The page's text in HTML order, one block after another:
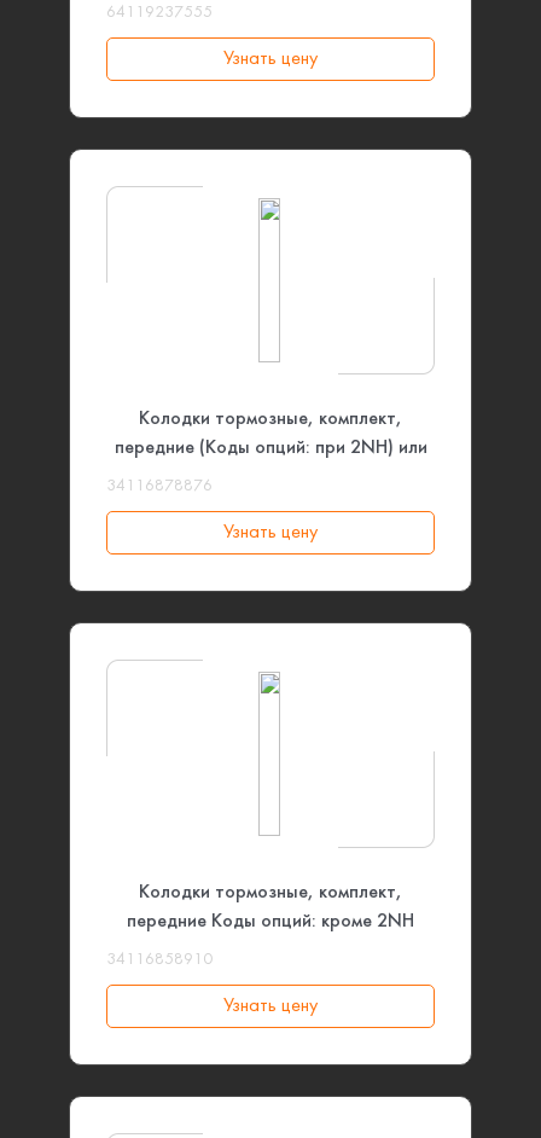
64119237555
Узнать цену
Колодки тормозные, комплект,
передние (Коды опций: при 2NH) или
(Версия тормозной системы:
34116878876
Узнать цену
Колодки тормозные, комплект,
передние Коды опций: кроме 2NH
34116858910
Узнать цену